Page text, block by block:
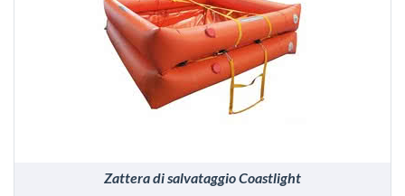
VEDI
Zattera di salvataggio Coastlight